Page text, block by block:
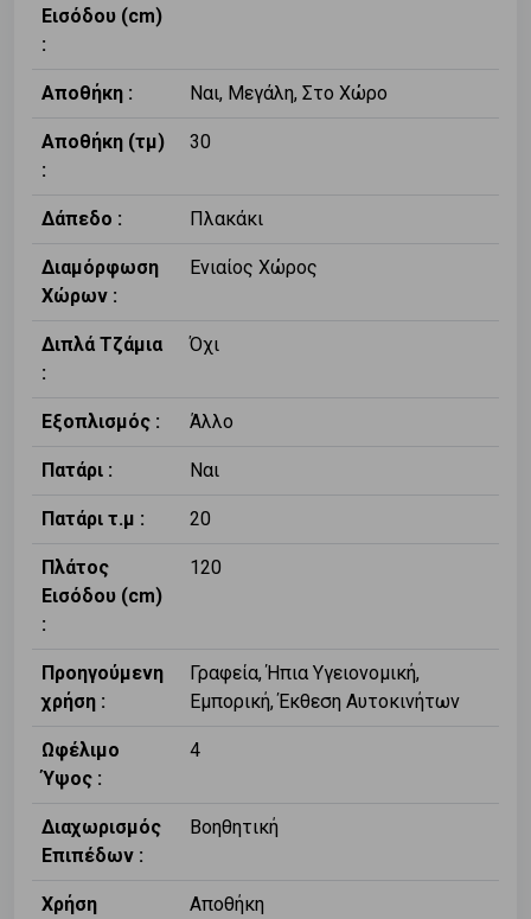
Εισόδου (cm)
:
Αποθήκη : Ναι, Μεγάλη, Στο Χώρο
Αποθήκη (τμ)
:
30
Δάπεδο : Πλακάκι
Διαμόρφωση
Χώρων :
Ενιαίος Χώρος
Διπλά Τζάμια
:
Όχι
Εξοπλισμός : Άλλο
Πατάρι : Ναι
Πατάρι τ.μ : 20
Πλάτος
Εισόδου (cm)
:
120
Προηγούμενη
χρήση :
Γραφεία, Ήπια Υγειονομική,
Εμπορική, Έκθεση Αυτοκινήτων
Ωφέλιμο
Ύψος :
4
Διαχωρισμός
Επιπέδων :
Βοηθητική
Χρήση
Αποθήκη